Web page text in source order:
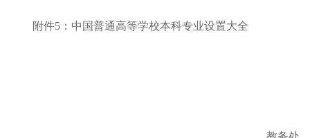
附件5：中国普通高等学校本科专业设置大全